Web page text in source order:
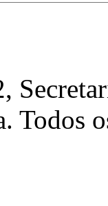
Todos